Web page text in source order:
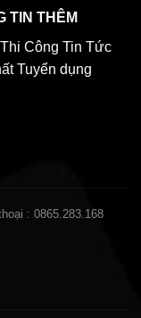
TIN THÊM
Công Tin Tức
Tuyển dụng
: 0865.283.168